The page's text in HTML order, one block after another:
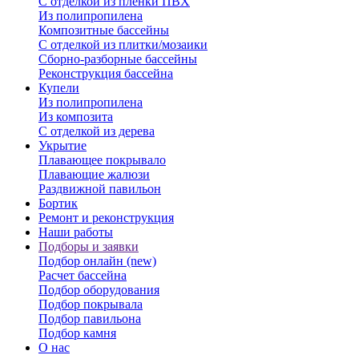
Из полипропилена
Композитные бассейны
С отделкой из плитки/мозаики
Сборно-разборные бассейны
Реконструкция бассейна
Купели
Из полипропилена
Из композита
С отделкой из дерева
Укрытие
Плавающее покрывало
Плавающие жалюзи
Раздвижной павильон
Бортик
Ремонт и реконструкция
Наши работы
Подборы и заявки
Подбор онлайн (new)
Расчет бассейна
Подбор оборудования
Подбор покрывала
Подбор павильона
Подбор камня
О нас